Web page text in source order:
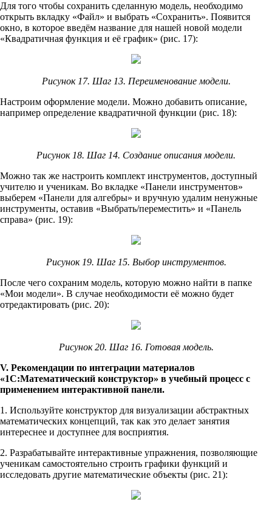
Для того чтобы сохранить сделанную модель, необходимо
открыть вкладку «Файл» и выбрать «Сохранить». Появится
окно, в которое введём название для нашей новой модели
«Квадратичная функция и её график» (рис. 17):
Рисунок 17. Шаг 13. Переименование модели.
Настроим оформление модели. Можно добавить описание,
например определение квадратичной функции (рис. 18):
Рисунок 18. Шаг 14. Создание описания модели.
Можно так же настроить комплект инструментов, доступный
учителю и ученикам. Во вкладке «Панели инструментов»
выберем «Панели для алгебры» и вручную удалим ненужные
инструменты, оставив «Выбрать/переместить» и «Панель
справа» (рис. 19):
Рисунок 19. Шаг 15. Выбор инструментов.
После чего сохраним модель, которую можно найти в папке
«Мои модели». В случае необходимости её можно будет
отредактировать (рис. 20):
Рисунок 20. Шаг 16. Готовая модель.
V. Рекомендации по интеграции материалов
«1С:Математический конструктор» в учебный процесс с
применением интерактивной панели.
1. Используйте конструктор для визуализации абстрактных
математических концепций, так как это делает занятия
интереснее и доступнее для восприятия.
2. Разрабатывайте интерактивные упражнения, позволяющие
ученикам самостоятельно строить графики функций и
исследовать другие математические объекты (рис. 21):